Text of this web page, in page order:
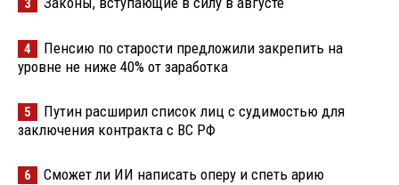
3
4
Пенсию по старости предложили закрепить на
уровне не ниже 40% от заработка
5
Путин расширил список лиц с судимостью для
заключения контракта с ВС РФ
6 Сможет ли ИИ написать оперу и спеть арию